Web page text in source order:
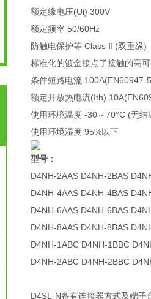
额定缘电压(Ui) 300V
额定频率 50/60Hz
防触电保护等 Class Ⅱ (双重缘)
标准化的镀金接点了接触的高
条件短路电流 100A(EN60947-
额定开放热电流(Ith)
使用环境温度 -30～70°C (无结
使用环境湿度 95%以下
型号：
D4NH-2AAS D4NH-2BAS
D4NH-4AAS D4NH-4BAS
D4NH-6AAS D4NH-6BAS
D4NH-8AAS D4NH-8BAS
D4NH-1ABC D4NH-1BBC
D4NH-2ABC D4NH-2BBC
D4SL-N备有连接器方式及端